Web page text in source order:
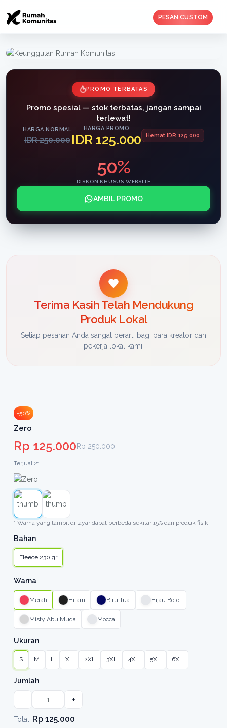
PESAN CUSTOM
PROMO TERBATAS
Promo spesial — stok terbatas, jangan sampai
terlewat!
HARGA NORMAL
IDR 250.000
HARGA PROMO
IDR 125.000 Hemat IDR 125.000
50%
DISKON KHUSUS WEBSITE
AMBIL PROMO
Terima Kasih Telah Mendukung
Produk Lokal
Setiap pesanan Anda sangat berarti bagi para kreator dan
pekerja lokal kami.
-50%
Zero
Rp 125.000Rp 250.000
Terjual 21
* Warna yang tampil di layar dapat berbeda sekitar ±5% dari produk fisik.
Bahan
Fleece 230 gr
Warna
Merah Hitam Biru Tua Hijau Botol
Misty Abu Muda Mocca
Ukuran
S M L XL 2XL 3XL 4XL 5XL 6XL
Jumlah
- +
Total Rp 125.000